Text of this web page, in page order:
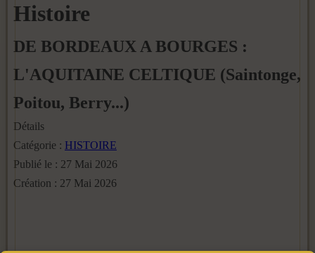
Histoire
DE BORDEAUX A BOURGES :
L'AQUITAINE CELTIQUE (Saintonge,
Poitou, Berry...)
Détails
Catégorie : HISTOIRE
Publié le : 27 Mai 2026
Création : 27 Mai 2026